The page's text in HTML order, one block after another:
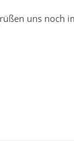
uns noch